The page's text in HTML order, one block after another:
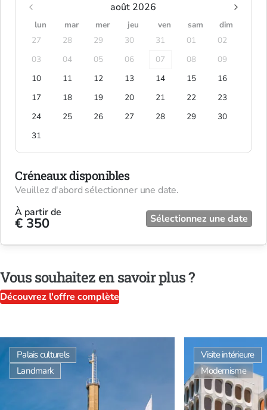
août 2026
lun mar mer jeu ven sam
dim
27
28 29 30 31 01
02
03
04 05 06 07 08
09
10
11 12 13 14 15
16
17
18 19 20 21 22
23
24
25 26 27 28 29
30
31
Créneaux disponibles
Veuillez d'abord sélectionner une date.
À partir de
€ 350 Sélectionnez une date
Vous souhaitez en savoir plus ?
Découvrez l'offre complète
Palais culturels
Landmark
Visite intérieure
Modernisme